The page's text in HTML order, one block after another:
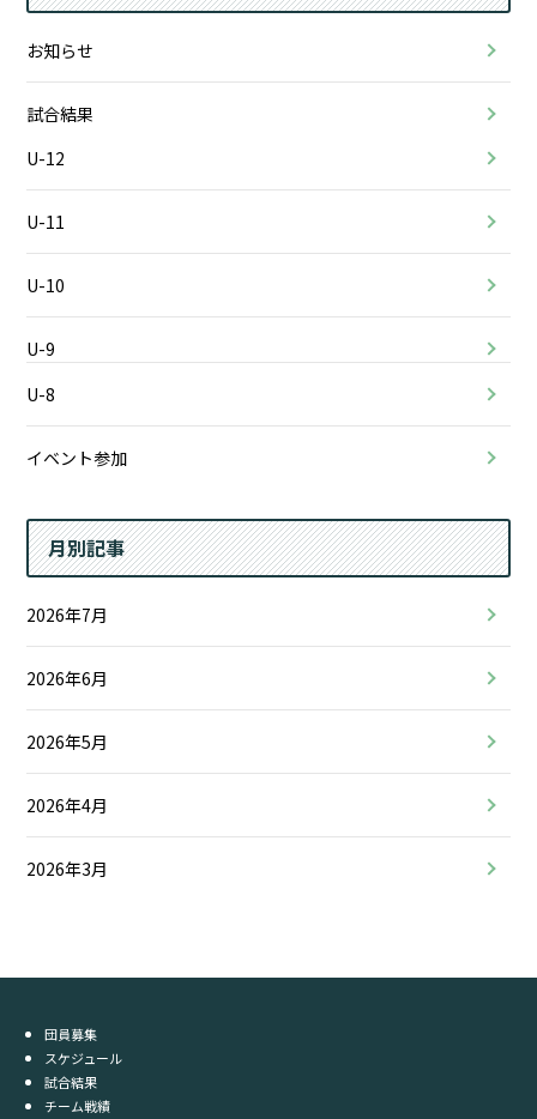
お知らせ
試合結果
U-12
U-11
U-10
U-9
U-8
イベント参加
月別記事
2026年7月
2026年6月
2026年5月
2026年4月
2026年3月
団員募集
スケジュール
試合結果
チーム戦績